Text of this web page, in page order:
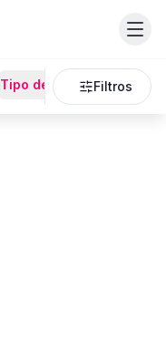
Tipo de Propiedad
Filtros
Listado